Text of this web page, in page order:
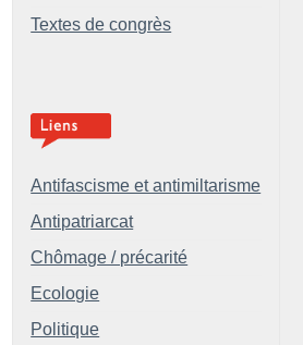
Textes de congrès
Antifascisme et antimiltarisme
Antipatriarcat
Chômage / précarité
Ecologie
Politique